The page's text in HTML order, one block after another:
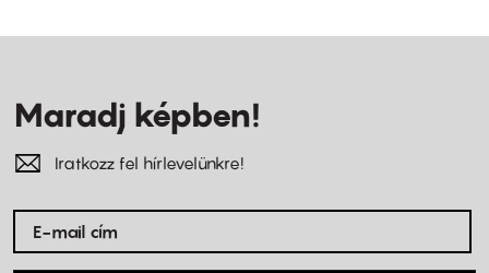
Maradj képben!
Iratkozz fel hírlevelünkre!